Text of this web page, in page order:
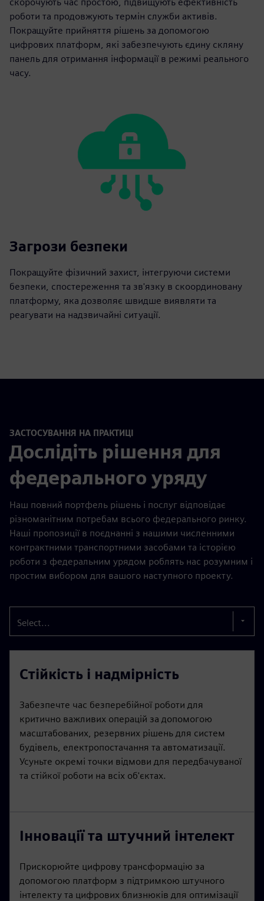
роботи та продовжують термін служби активів.
Покращуйте прийняття рішень за допомогою
цифрових платформ, які забезпечують єдину скляну
панель для отримання інформації в режимі реального
часу.
Загрози безпеки
Покращуйте фізичний захист, інтегруючи системи
безпеки, спостереження та зв'язку в скоординовану
платформу, яка дозволяє швидше виявляти та
реагувати на надзвичайні ситуації.
ЗАСТОСУВАННЯ НА ПРАКТИЦІ
Дослідіть рішення для
федерального уряду
Наш повний портфель рішень і послуг відповідає
різноманітним потребам всього федерального ринку.
Наші пропозиції в поєднанні з нашими численними
контрактними транспортними засобами та історією
роботи з федеральним урядом роблять нас розумним і
простим вибором для вашого наступного проекту.
Select...
Стійкість і надмірність
Забезпечте час безперебійної роботи для
критично важливих операцій за допомогою
масштабованих, резервних рішень для систем
будівель, електропостачання та автоматизації.
Усуньте окремі точки відмови для передбачуваної
та стійкої роботи на всіх об'єктах.
Інновації та штучний інтелект
Прискорюйте цифрову трансформацію за
допомогою платформ з підтримкою штучного
інтелекту та цифрових близнюків для оптимізації